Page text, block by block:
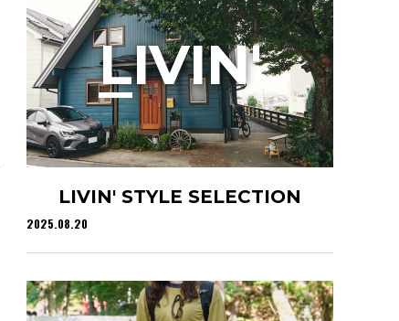
LIVIN' STYLE SELECTION
2025.08.20
LIVIN'